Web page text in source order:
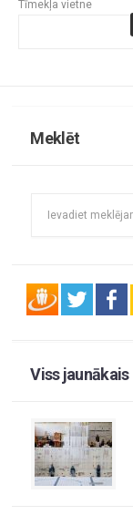
Tīmekļa vietne
Meklēt
Viss jaunākais